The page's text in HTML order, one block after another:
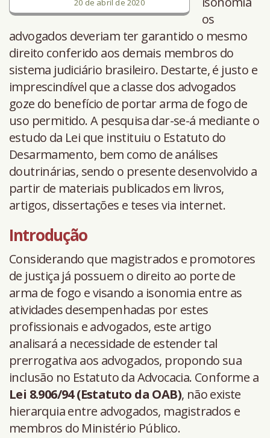
20 de abril de 2020
os
advogados deveriam ter garantido o mesmo
direito conferido aos demais membros do
sistema judiciário brasileiro. Destarte, é justo e
imprescindível que a classe dos advogados
goze do benefício de portar arma de fogo de
uso permitido. A pesquisa dar-se-á mediante o
estudo da Lei que instituiu o Estatuto do
Desarmamento, bem como de análises
doutrinárias, sendo o presente desenvolvido a
partir de materiais publicados em livros,
artigos, dissertações e teses via internet.
Introdução
Considerando que magistrados e promotores
de justiça já possuem o direito ao porte de
arma de fogo e visando a isonomia entre as
atividades desempenhadas por estes
profissionais e advogados, este artigo
analisará a necessidade de estender tal
prerrogativa aos advogados, propondo sua
inclusão no Estatuto da Advocacia. Conforme a
Lei 8.906/94 (Estatuto da OAB), não existe
hierarquia entre advogados, magistrados e
membros do Ministério Público.